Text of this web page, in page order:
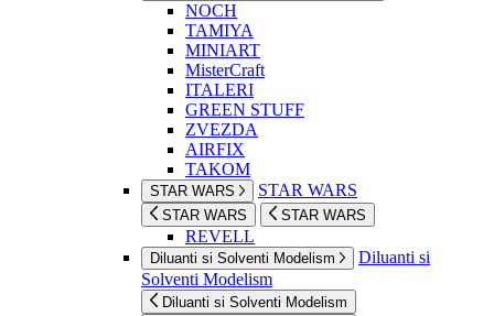
NOCH
TAMIYA
MINIART
MisterCraft
ITALERI
GREEN STUFF
ZVEZDA
AIRFIX
TAKOM
STAR WARS STAR WARS
STAR WARS STAR WARS
REVELL
Diluanti si Solventi Modelism
Diluanti si
Solventi Modelism
Diluanti si Solventi Modelism